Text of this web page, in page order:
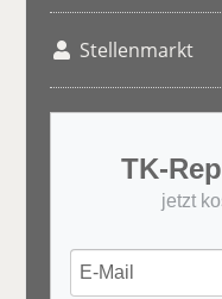
Stellenmarkt
TK-
jetzt